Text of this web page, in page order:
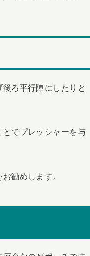
ろ平行陣にしたりと
でプレッシャーを与
勧めします。